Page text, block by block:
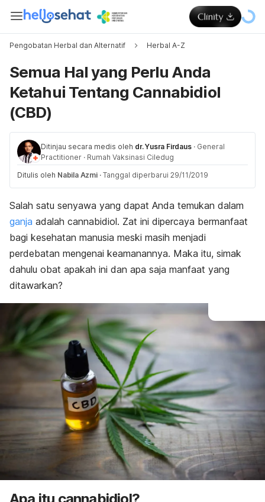
Pengobatan Herbal dan Alternatif Herbal A-Z
Semua Hal yang Perlu Anda
Ketahui Tentang Cannabidiol
(CBD)
Ditinjau secara medis oleh dr. Yusra Firdaus · General
Practitioner · Rumah Vaksinasi Ciledug
Ditulis oleh Nabila Azmi · Tanggal diperbarui 29/11/2019
Salah satu senyawa yang dapat Anda temukan dalam
ganja adalah cannabidiol. Zat ini dipercaya bermanfaat
bagi kesehatan manusia meski masih menjadi
perdebatan mengenai keamanannya. Maka itu, simak
dahulu obat apakah ini dan apa saja manfaat yang
ditawarkan?